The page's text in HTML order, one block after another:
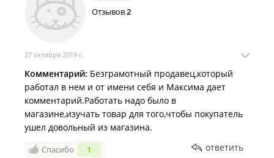
Отзывов2
27 октября 2019 г.
Комментарий: Безграмотный продавец,который
работал в нем и от имени себя и Максима дает
комментарий.Работать надо было в
магазине,изучать товар для того,чтобы покупатель
ушел довольный из магазина.
Спасибо 1 ответить